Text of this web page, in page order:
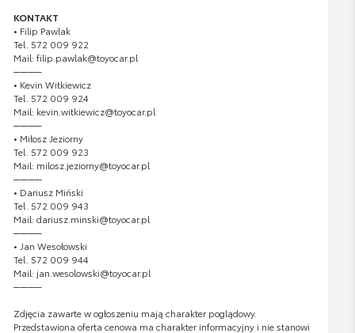
KONTAKT
• Filip Pawlak
Tel. 572 009 922
Mail: filip.pawlak@toyocar.pl
────
• Kevin Witkiewicz
Tel. 572 009 924
Mail: kevin.witkiewicz@toyocar.pl
────
• Miłosz Jeziorny
Tel. 572 009 923
Mail: milosz.jeziorny@toyocar.pl
────
• Dariusz Miński
Tel. 572 009 943
Mail: dariusz.minski@toyocar.pl
────
• Jan Wesołowski
Tel. 572 009 944
Mail: jan.wesolowski@toyocar.pl
────
Zdjęcia zawarte w ogłoszeniu mają charakter poglądowy.
Przedstawiona oferta cenowa ma charakter informacyjny i nie stanowi